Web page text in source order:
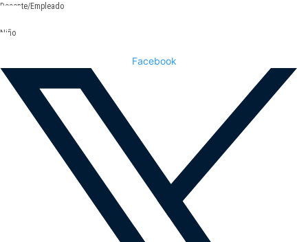
Docente/Empleado
Niño
Facebook